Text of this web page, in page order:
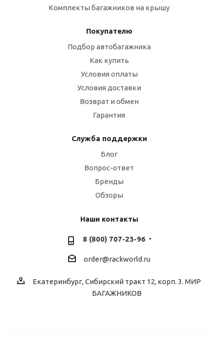
Комплекты багажников на крышу
Покупателю
Подбор автобагажника
Как купить
Условия оплаты
Условия доставки
Возврат и обмен
Гарантия
Служба поддержки
Блог
Вопрос-ответ
Бренды
Обзоры
Наши контакты
8 (800) 707-23-96
order@rackworld.ru
Екатеринбург, Сибирский тракт 12, корп. 3. МИР
БАГАЖНИКОВ